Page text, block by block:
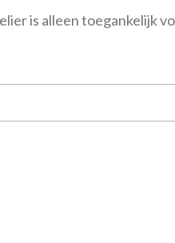
is alleen toegankelijk